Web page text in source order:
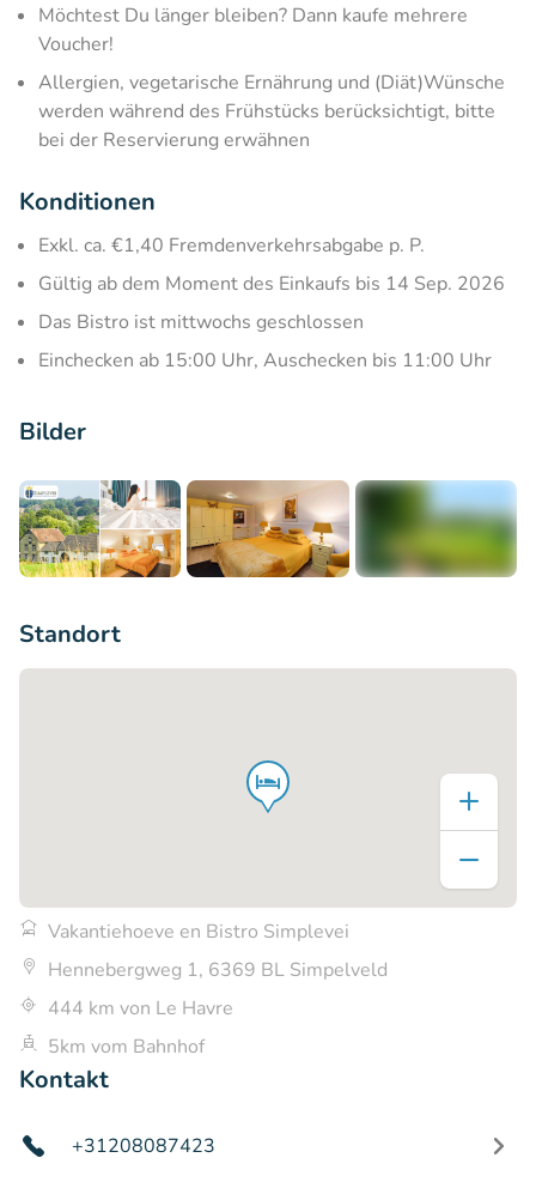
Möchtest Du länger bleiben? Dann kaufe mehrere
Voucher!
Allergien, vegetarische Ernährung und (Diät)Wünsche
werden während des Frühstücks berücksichtigt, bitte
bei der Reservierung erwähnen
Konditionen
Exkl. ca. €1,40 Fremdenverkehrsabgabe p. P.
Gültig ab dem Moment des Einkaufs bis 14 Sep. 2026
Das Bistro ist mittwochs geschlossen
Einchecken ab 15:00 Uhr, Auschecken bis 11:00 Uhr
Bilder
Standort
Vakantiehoeve en Bistro Simplevei
Hennebergweg 1, 6369 BL Simpelveld
444 km von Le Havre
5km vom Bahnhof
Kontakt
+31208087423